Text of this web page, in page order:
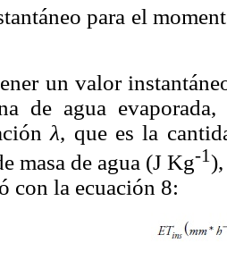
para el
un valor
de agua
λ, que es la
masa de agua (J Kg-1
con la ecuación 8: